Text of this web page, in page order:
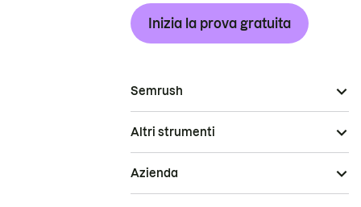
Inizia la prova gratuita
Semrush
Altri strumenti
Azienda